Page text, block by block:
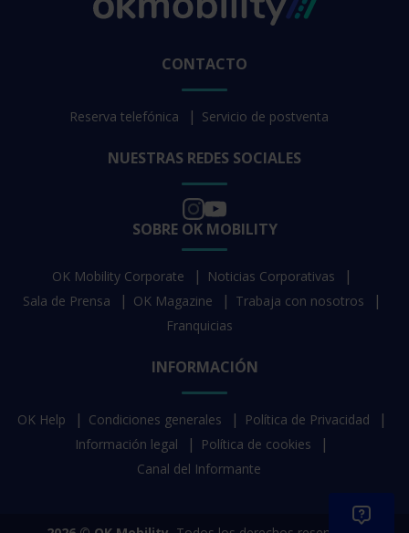
CONTACTO
Reserva telefónica Servicio de postventa
NUESTRAS REDES SOCIALES
SOBRE OK MOBILITY
OK Mobility Corporate
Noticias Corporativas
Sala de Prensa
OK Magazine
Trabaja con nosotros
Franquicias
INFORMACIÓN
OK Help Condiciones generales
Política de Privacidad
Información legal
Política de cookies
Canal del Informante